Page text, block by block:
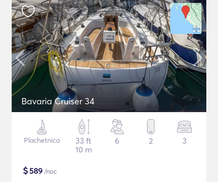
Bavaria Cruiser 34
Plachetnica
33 ft
10 m
6 2 3
$589 /noc